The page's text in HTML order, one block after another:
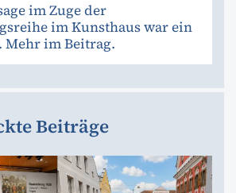
im Zuge der
im Kunsthaus war ein
im Beitrag.
Beiträge